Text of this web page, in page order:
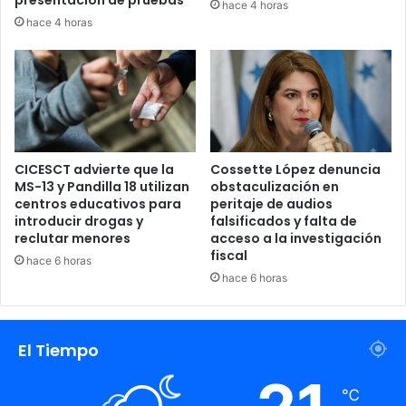
Lanzamiento PNUD
hace 4 horas
hace 4 horas
CICESCT advierte que la
MS-13 y Pandilla 18 utilizan
centros educativos para
introducir drogas y
reclutar menores
hace 6 horas
Cossette López denuncia
obstaculización en
peritaje de audios
falsificados y falta de
acceso a la investigación
fiscal
hace 6 horas
El Tiempo
℃